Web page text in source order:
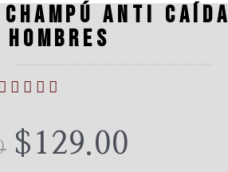
ANTI CAÍDA
    
EL
$ 129.00